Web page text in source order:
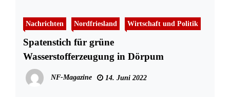
Nachrichten Nordfriesland Wirtschaft und Politik
Spatenstich für grüne
Wasserstofferzeugung in Dörpum
NF-Magazine 14. Juni 2022